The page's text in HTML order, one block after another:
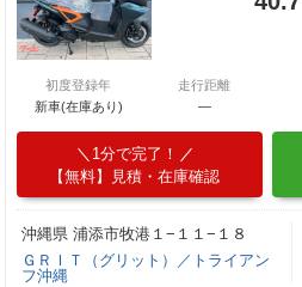
初度登録年
新車(在庫あり)
走行距離
―
1分で完了！
【無料】見積・在庫確認
沖縄県 浦添市牧港１−１１−１８
ＧＲＩＴ（グリット）／トライアン
フ沖縄